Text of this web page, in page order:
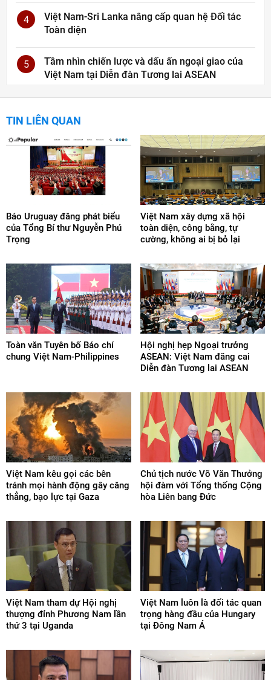
4
Việt Nam-Sri Lanka nâng cấp quan hệ Đối tác
Toàn diện
5
Tầm nhìn chiến lược và dấu ấn ngoại giao của
Việt Nam tại Diễn đàn Tương lai ASEAN
TIN LIÊN QUAN
Báo Uruguay đăng phát biểu
của Tổng Bí thư Nguyễn Phú
Trọng
Việt Nam xây dựng xã hội
toàn diện, công bằng, tự
cường, không ai bị bỏ lại
Toàn văn Tuyên bố Báo chí
chung Việt Nam-Philippines
Hội nghị hẹp Ngoại trưởng
ASEAN: Việt Nam đăng cai
Diễn đàn Tương lai ASEAN
Việt Nam kêu gọi các bên
tránh mọi hành động gây căng
thẳng, bạo lực tại Gaza
Chủ tịch nước Võ Văn Thưởng
hội đàm với Tổng thống Cộng
hòa Liên bang Đức
Việt Nam tham dự Hội nghị
thượng đỉnh Phương Nam lần
thứ 3 tại Uganda
Việt Nam luôn là đối tác quan
trọng hàng đầu của Hungary
tại Đông Nam Á